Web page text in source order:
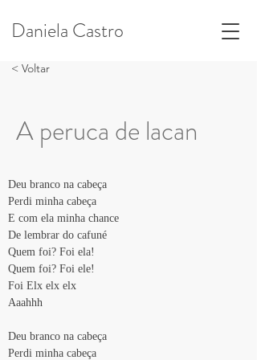
Daniela Castro
< Voltar
A peruca de lacan
Deu branco na cabeça
Perdi minha cabeça
E com ela minha chance
De lembrar do cafuné
Quem foi? Foi ela!
Quem foi? Foi ele!
Foi Elx elx elx
Aaahhh
Deu branco na cabeça
Perdi minha cabeça